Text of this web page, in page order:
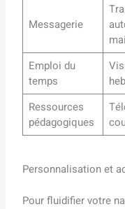
Messagerie
Emploi du
temps
Ressources
pédagogiques
Personnalisation et
Pour fluidifier votre